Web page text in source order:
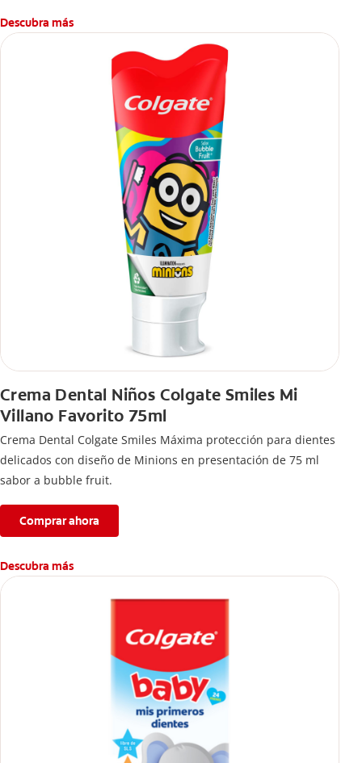
Descubra más
Crema Dental Niños Colgate Smiles Mi
Villano Favorito 75ml
Crema Dental Colgate Smiles Máxima protección para dientes
delicados con diseño de Minions en presentación de 75 ml
sabor a bubble fruit.
Comprar ahora
Descubra más